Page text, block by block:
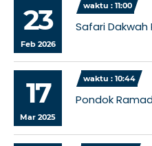
23
Feb 2026
waktu : 11:00
Safari Dakwah
17
Mar 2025
waktu : 10:44
Pondok